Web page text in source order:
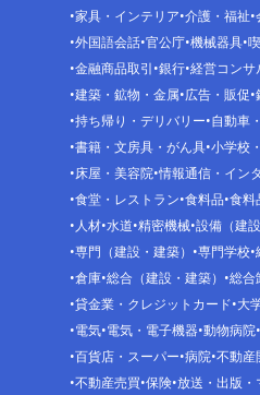
家具・インテリア 介護・福祉
外国語会話 官公庁 機械器具
金融商品取引 銀行 経営コンサ
建築・鉱物・金属 広告・販促
持ち帰り・デリバリー 自動車
書籍・文房具・がん具 小学校
床屋・美容院 情報通信・イン
食堂・レストラン 食料品 食料
人材 水道 精密機械 設備（建
専門（建設・建築）
専門学校
倉庫 総合（建設・建築）
総合
貸金業・クレジットカード 大
電気 電気・電子機器 動物病院
百貨店・スーパー 病院 不動産
不動産売買 保険 放送・出版・